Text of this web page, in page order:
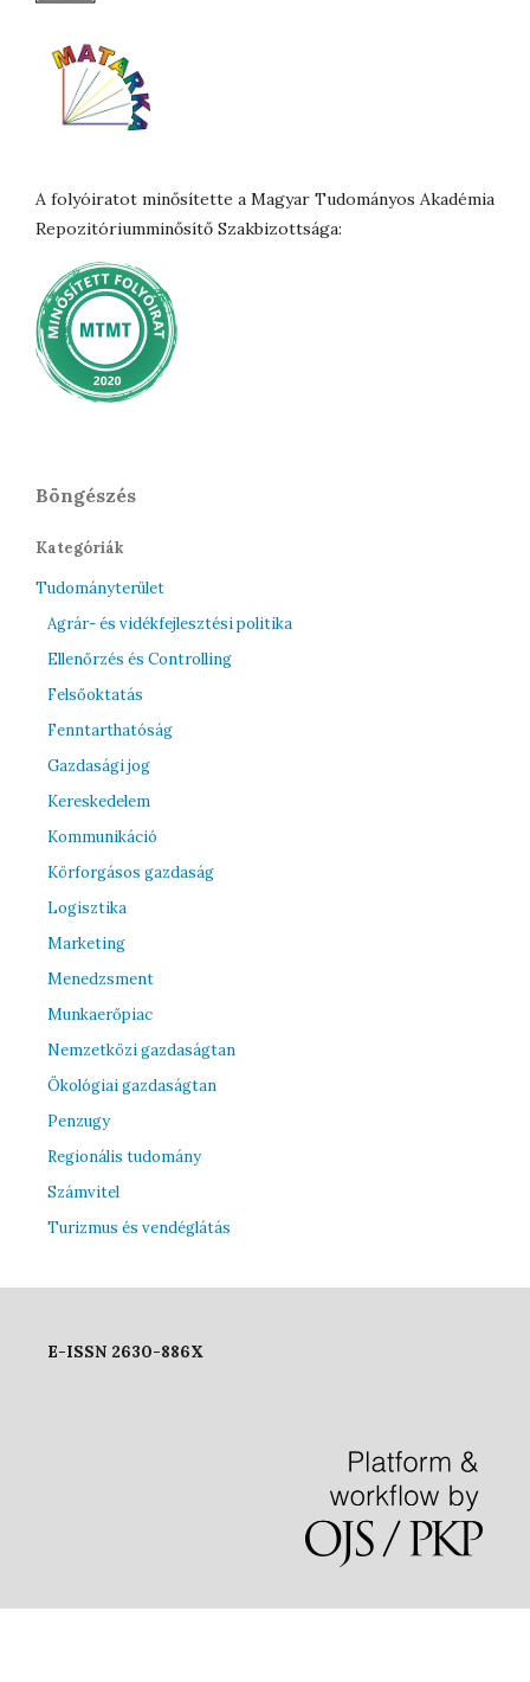
A folyóiratot minősítette a Magyar Tudományos Akadémia
Repozitóriumminősítő Szakbizottsága:
Böngészés
Kategóriák
Tudományterület
Agrár- és vidékfejlesztési politika
Ellenőrzés és Controlling
Felsőoktatás
Fenntarthatóság
Gazdasági jog
Kereskedelem
Kommunikáció
Körforgásos gazdaság
Logisztika
Marketing
Menedzsment
Munkaerőpiac
Nemzetközi gazdaságtan
Ökológiai gazdaságtan
Penzugy
Regionális tudomány
Számvitel
Turizmus és vendéglátás
E-ISSN 2630-886X